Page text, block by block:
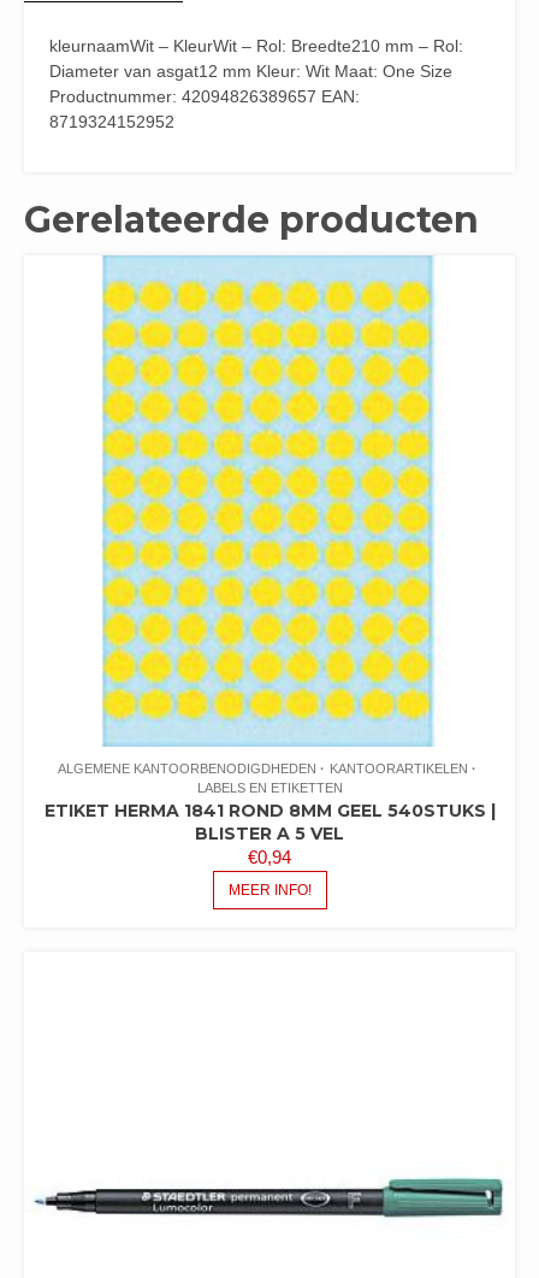
kleurnaamWit – KleurWit – Rol: Breedte210 mm – Rol:
Diameter van asgat12 mm Kleur: Wit Maat: One Size
Productnummer: 42094826389657 EAN:
8719324152952
Gerelateerde producten
ALGEMENE KANTOORBENODIGDHEDEN
KANTOORARTIKELEN
LABELS EN ETIKETTEN
ETIKET HERMA 1841 ROND 8MM GEEL 540STUKS |
BLISTER A 5 VEL
€0,94
MEER INFO!